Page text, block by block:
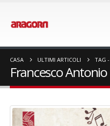
CASA ULTIMI ARTICOLI TAG -
Francesco